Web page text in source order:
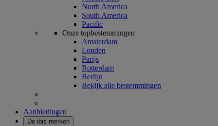
North America
South America
Pacific
Onze topbestemmingen
Amsterdam
Londen
Parijs
Rotterdam
Berlijn
Bekijk alle bestemmingen
Aanbiedingen
De ibis merken